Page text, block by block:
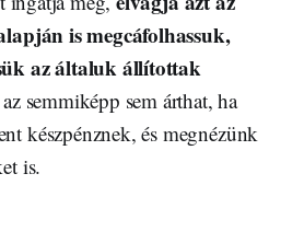
is megcáfolhassuk,
az általuk állítottak
semmiképp sem árthat, ha
készpénznek, és megnézünk
is.